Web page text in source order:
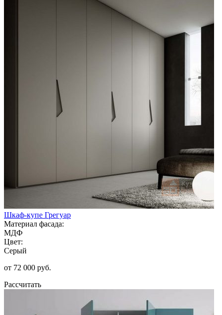
Шкаф-купе Грегуар
Материал фасада:
МДФ
Цвет:
Серый
от 72 000 руб.
Рассчитать